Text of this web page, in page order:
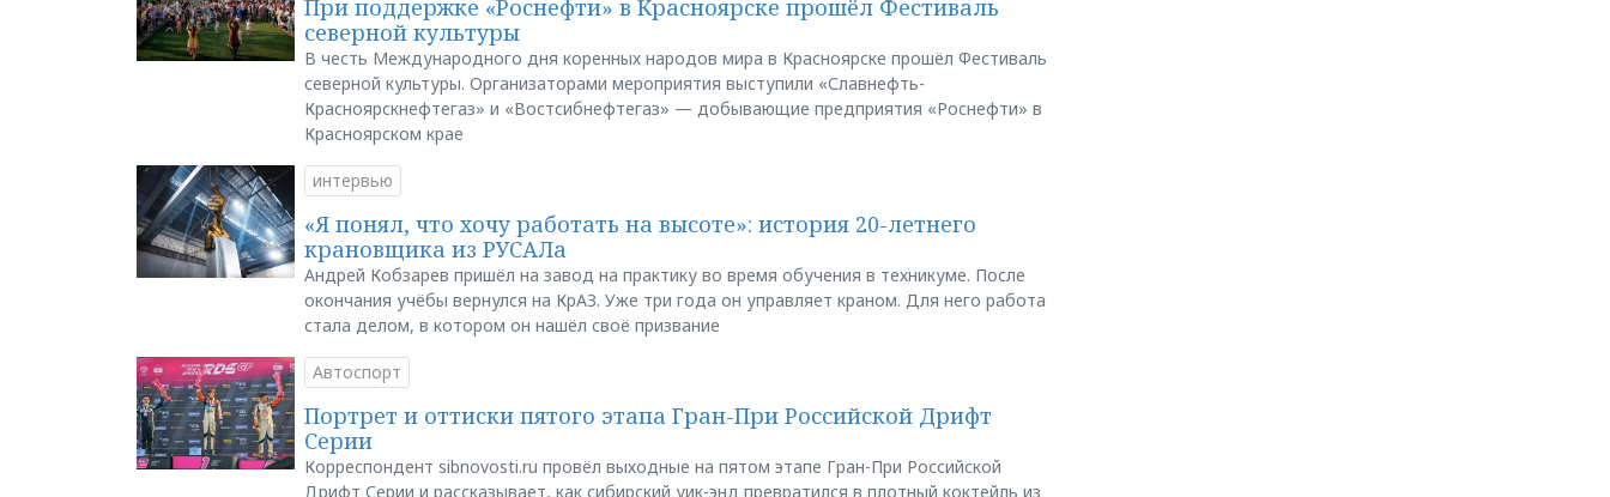
При поддержке «Роснефти» в Красноярске прошёл Фестиваль
северной культуры
В честь Международного дня коренных народов мира в Красноярске прошёл Фестиваль
северной культуры. Организаторами мероприятия выступили «Славнефть-
Красноярскнефтегаз» и «Востсибнефтегаз» — добывающие предприятия «Роснефти» в
Красноярском крае
интервью
«Я понял, что хочу работать на высоте»: история 20-летнего
крановщика из РУСАЛа
Андрей Кобзарев пришёл на завод на практику во время обучения в техникуме. После
окончания учёбы вернулся на КрАЗ. Уже три года он управляет краном. Для него работа
стала делом, в котором он нашёл своё призвание
Автоспорт
Портрет и оттиски пятого этапа Гран-При Российской Дрифт
Серии
Корреспондент sibnovosti.ru провёл выходные на пятом этапе Гран-При Российской
Дрифт Серии и рассказывает, как сибирский уик-энд превратился в плотный коктейль из